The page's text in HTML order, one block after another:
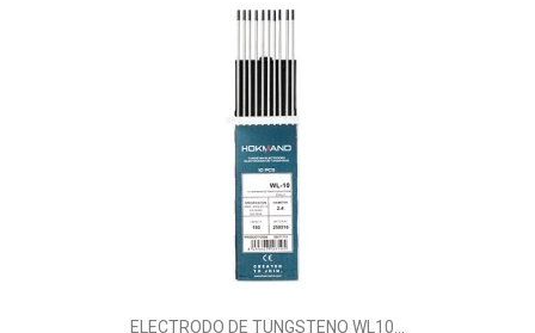
ELECTRODO DE TUNGSTENO WL10...